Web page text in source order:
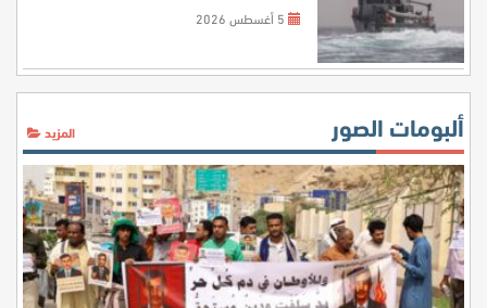
ألبومات الصور المزيد